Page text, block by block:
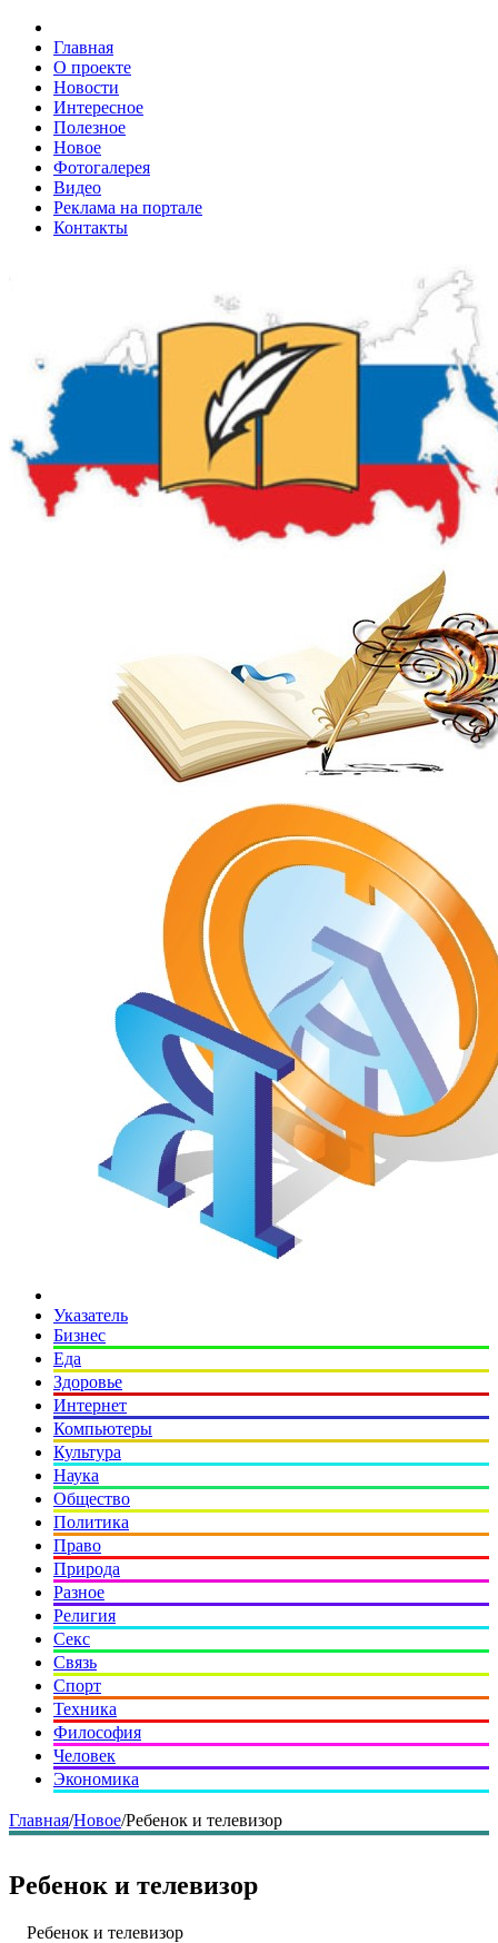
Главная
О проекте
Новости
Интересное
Полезное
Новое
Фотогалерея
Видео
Реклама на портале
Контакты
Указатель
Бизнес
Еда
Здоровье
Интернет
Компьютеры
Культура
Наука
Общество
Политика
Право
Природа
Разное
Религия
Секс
Связь
Спорт
Техника
Философия
Человек
Экономика
Главная/Новое/Ребенок и телевизор
Ребенок и телевизор
Ребенок и телевизор